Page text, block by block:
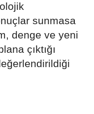
sunmasa
denge ve yeni
çıktığı